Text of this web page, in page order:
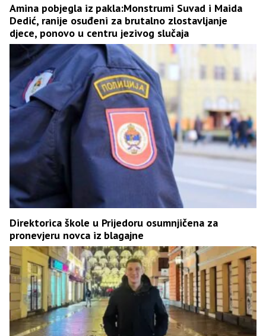
Amina pobjegla iz pakla:Monstrumi Suvad i Maida
Dedić, ranije osuđeni za brutalno zlostavljanje
djece, ponovo u centru jezivog slučaja
Direktorica škole u Prijedoru osumnjičena za
pronevjeru novca iz blagajne